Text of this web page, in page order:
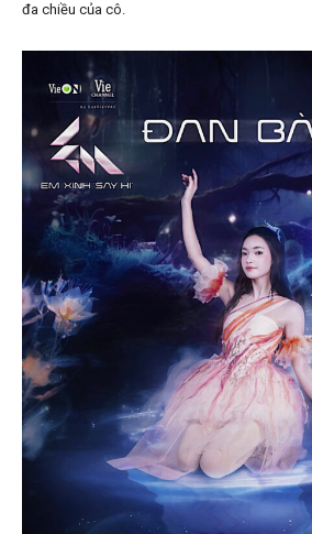
đa chiều của cô.